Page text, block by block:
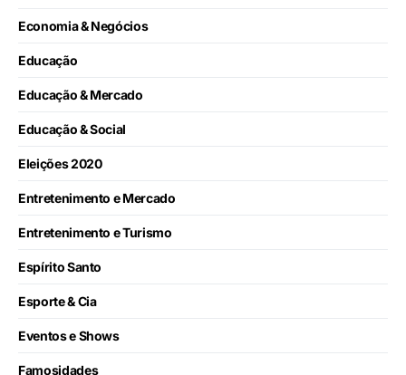
Economia & Negócios
Educação
Educação & Mercado
Educação & Social
Eleições 2020
Entretenimento e Mercado
Entretenimento e Turismo
Espírito Santo
Esporte & Cia
Eventos e Shows
Famosidades